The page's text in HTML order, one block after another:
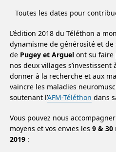
Toutes les dates pour
L’édition 2018 du Téléthon a
dynamisme de générosité et
de Pugey et Arguel ont su faire
nos deux villages
donner à la recherche et aux
vaincre les maladies
soutenant l’AFM-Téléthon dans
Vous pouvez nous
moyens et vos envies les 9 & 30
2019 :